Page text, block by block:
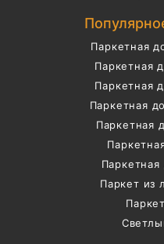
Паркетная
Паркетная
Паркетная
Паркетная
Паркетная
Паркет из